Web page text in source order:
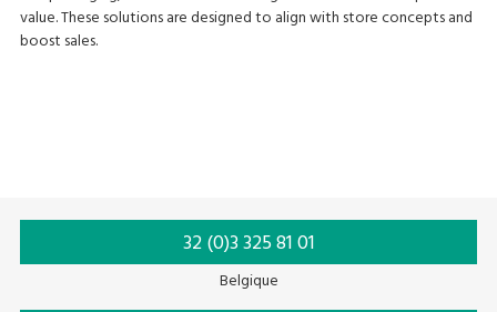
value. These solutions are designed to align with store concepts and
boost sales.
32 (0)3 325 81 01
Belgique